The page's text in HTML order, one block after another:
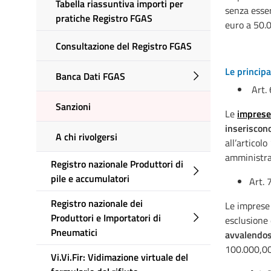
Tabella riassuntiva importi per
pratiche Registro FGAS
Consultazione del Registro FGAS
Banca Dati FGAS
Sanzioni
A chi rivolgersi
Registro nazionale Produttori di
pile e accumulatori
Registro nazionale dei
Produttori e Importatori di
Pneumatici
Vi.Vi.Fir: Vidimazione virtuale del
senza
euro a
Le
Art.
Le
Art.
Le